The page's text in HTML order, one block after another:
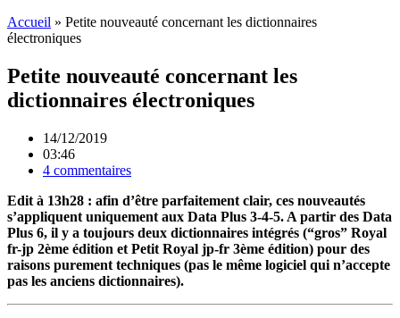
Accueil » Petite nouveauté concernant les dictionnaires
électroniques
Petite nouveauté concernant les
dictionnaires électroniques
14/12/2019
03:46
4 commentaires
Edit à 13h28 : afin d’être parfaitement clair, ces nouveautés
s’appliquent uniquement aux Data Plus 3-4-5. A partir des Data
Plus 6, il y a toujours deux dictionnaires intégrés (“gros” Royal
fr-jp 2ème édition et Petit Royal jp-fr 3ème édition) pour des
raisons purement techniques (pas le même logiciel qui n’accepte
pas les anciens dictionnaires).